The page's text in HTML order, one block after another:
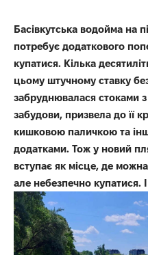
Басівкутська водойма на
потребує додаткового
купатися. Кілька
цьому штучному ставку
забруднювалася стоками
забудови, призвела до її
кишковою паличкою та
додатками. Тож у новий
вступає як місце, де
але небезпечно купатися.